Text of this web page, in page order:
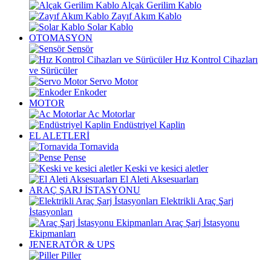
Alçak Gerilim Kablo
Zayıf Akım Kablo
Solar Kablo
OTOMASYON
Sensör
Hız Kontrol Cihazları
ve Sürücüler
Servo Motor
Enkoder
MOTOR
Ac Motorlar
Endüstriyel Kaplin
EL ALETLERİ
Tornavida
Pense
Keski ve kesici aletler
El Aleti Aksesuarları
ARAÇ ŞARJ İSTASYONU
Elektrikli Araç Şarj
İstasyonları
Araç Şarj İstasyonu
Ekipmanları
JENERATÖR & UPS
Piller